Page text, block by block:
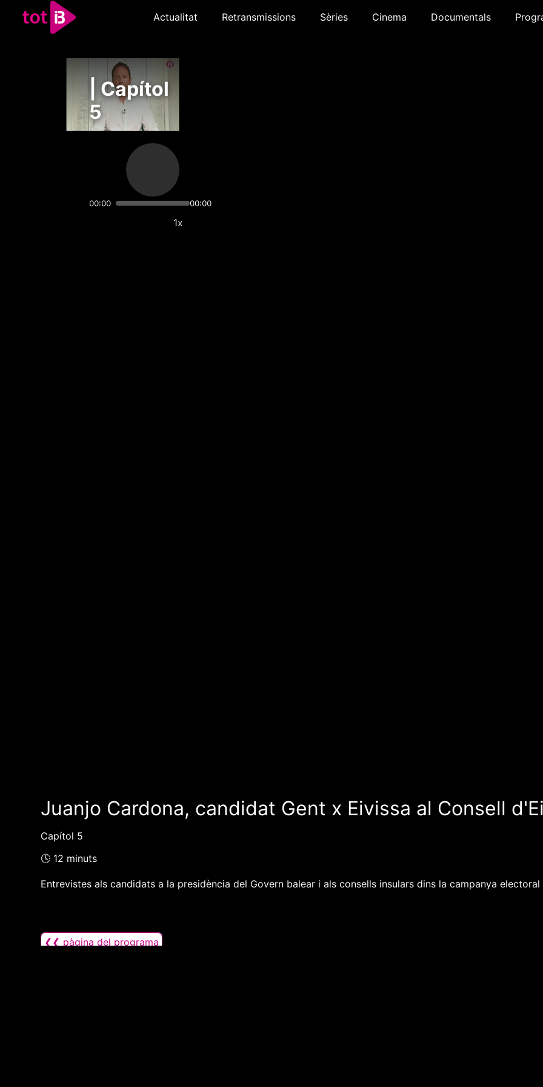
Actualitat Retransmissions Sèries Cinema Documentals
| Capítol
5
00:00 00:00
1x
Juanjo Cardona, candidat Gent x Eivissa al Consell
Capítol 5
🕓 12 minuts
Entrevistes als candidats a la presidència del Govern balear i als consells insulars dins la campanya
❮❮ pàgina del programa